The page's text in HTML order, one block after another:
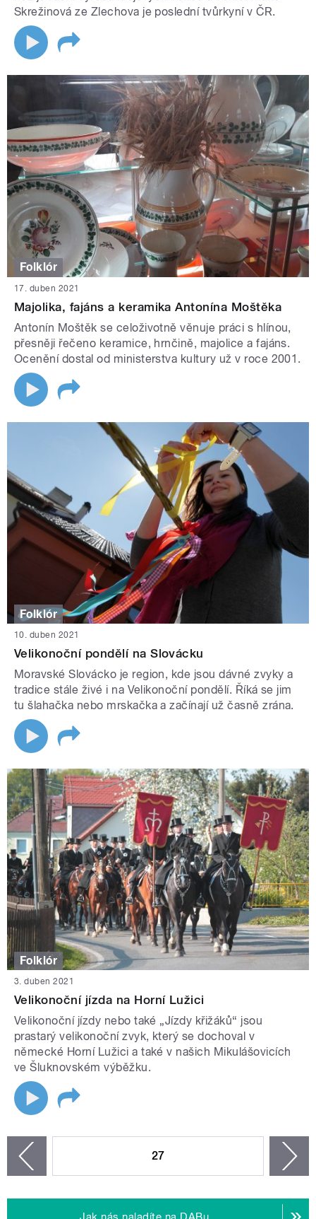
Skrežinová ze Zlechova je poslední tvůrkyní v ČR.
Folklór
17. duben 2021
Majolika, fajáns a keramika Antonína Moštěka
Antonín Moštěk se celoživotně věnuje práci s hlínou,
přesněji řečeno keramice, hrnčině, majolice a fajáns.
Ocenění dostal od ministerstva kultury už v roce 2001.
Folklór
10. duben 2021
Velikonoční pondělí na Slovácku
Moravské Slovácko je region, kde jsou dávné zvyky a
tradice stále živé i na Velikonoční pondělí. Říká se jim
tu šlahačka nebo mrskačka a začínají už časně zrána.
Folklór
3. duben 2021
Velikonoční jízda na Horní Lužici
Velikonoční jízdy nebo také „Jízdy křižáků“ jsou
prastarý velikonoční zvyk, který se dochoval v
německé Horní Lužici a také v našich Mikulášovicích
ve Šluknovském výběžku.
27